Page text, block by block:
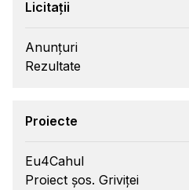
Licitații
Anunțuri
Rezultate
Proiecte
Eu4Cahul
Proiect șos. Griviței